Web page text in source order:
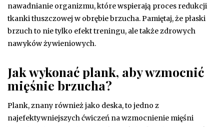
nawadnianie organizmu, które wspierają proces redukcji
tkanki tłuszczowej w obrębie brzucha. Pamiętaj, że płaski
brzuch to nie tylko efekt treningu, ale także zdrowych
nawyków żywieniowych.
Jak wykonać plank, aby wzmocnić
mięśnie brzucha?
Plank, znany również jako deska, to jedno z
najefektywniejszych ćwiczeń na wzmocnienie mięśni